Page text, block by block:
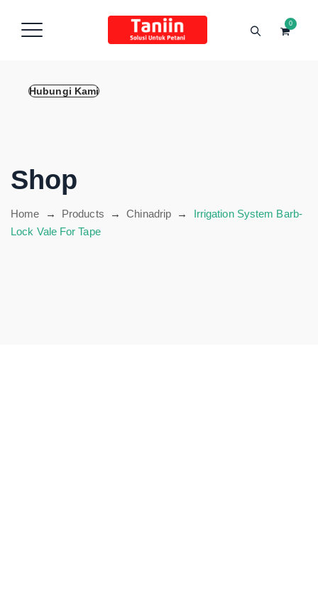
Hubungi Kami
0
Shop
Home → Products →Chinadrip → Irrigation System Barb-
Lock Vale For Tape